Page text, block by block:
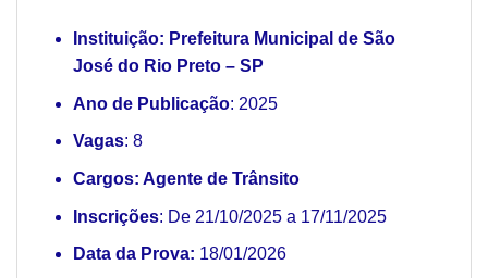
Instituição: Prefeitura Municipal de São
José do Rio Preto – SP
Ano de Publicação: 2025
Vagas: 8
Cargos: Agente de Trânsito
Inscrições: De 21/10/2025 a 17/11/2025
Data da Prova: 18/01/2026